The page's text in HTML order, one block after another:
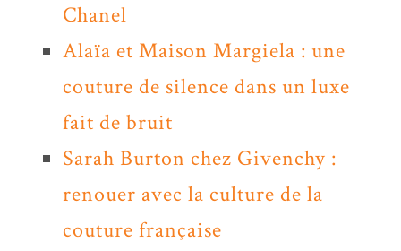
Chanel
Alaïa et Maison Margiela : une
couture de silence dans un luxe
fait de bruit
Sarah Burton chez Givenchy :
renouer avec la culture de la
couture française